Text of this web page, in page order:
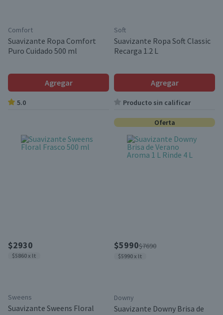
Comfort
Suavizante Ropa Comfort
Puro Cuidado 500 ml
Agregar
5.0
Soft
Suavizante Ropa Soft Classic
Recarga 1.2 L
Agregar
Producto sin calificar
$2930
$5860 x lt
Sweens
Suavizante Sweens Floral
Oferta
$5990$7690
$5990 x lt
Downy
Suavizante Downy Brisa de